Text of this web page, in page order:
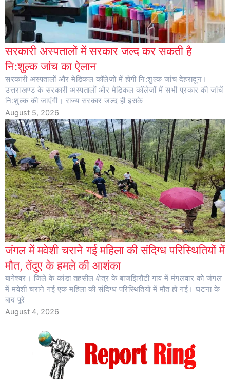
सरकारी अस्पतालों में सरकार जल्द कर सकती है
नि:शुल्क जांच का ऐलान
सरकारी अस्पतालों और मेडिकल कॉलेजों में होगी नि:शुल्क जांच देहरादून।
उत्तराखण्ड के सरकारी अस्पतालों और मेडिकल कॉलेजों में सभी प्रकार की जांचें
नि:शुल्क की जाएंगी। राज्य सरकार जल्द ही इसके
August 5, 2026
जंगल में मवेशी चराने गई महिला की संदिग्ध परिस्थितियों में
मौत, तेंदुए के हमले की आशंका
बागेश्वर। जिले के कांडा तहसील क्षेत्र के बांजझिरौटी गांव में मंगलवार को जंगल
में मवेशी चराने गई एक महिला की संदिग्ध परिस्थितियों में मौत हो गई। घटना के
बाद पूरे
August 4, 2026